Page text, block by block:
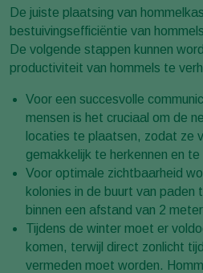
De juiste plaatsing van
bestuivingsefficiëntie van
De volgende stappen kunnen
productiviteit van hommels te
Voor een succesvolle
mensen is het cruciaal om de
locaties te plaatsen, zodat ze
gemakkelijk te herkennen en te
Voor optimale zichtbaarheid
kolonies in de buurt van paden
binnen een afstand van 2
Tijdens de winter moet er
komen, terwijl direct zonlicht
vermeden moet worden.